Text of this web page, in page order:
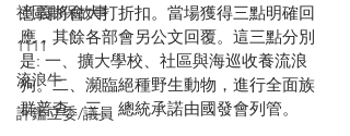
社區動保故事
1111
流浪牛
評鑑立委/議員
意義將會大打折扣。當場獲得三點明確回
應，其餘各部會另公文回覆。這三點分別
是: 一、擴大學校、社區與海巡收養流浪
狗。二、瀕臨絕種野生動物，進行全面族
群普查。三、總統承諾由國發會列管。